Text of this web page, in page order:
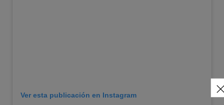
Ver esta publicación en Instagram